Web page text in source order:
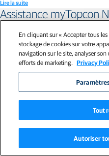
Lire la suite
Assistance myTopcon
libre-service sur ordinateur ou appareil
Manuels produit
En cliquant sur « Accepter tous
stockage de cookies sur votre
navigation sur le site, analyser
efforts de marketing. Privacy
Tout
Autoriser